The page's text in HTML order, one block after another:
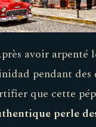
avoir arpenté
pendant des
que cette
perle